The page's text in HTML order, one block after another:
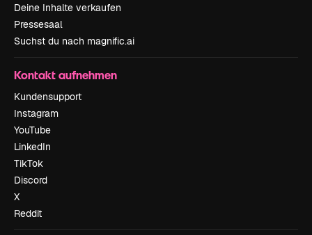
Deine Inhalte verkaufen
Pressesaal
Suchst du nach magnific.ai
Kontakt aufnehmen
Kundensupport
Instagram
YouTube
LinkedIn
TikTok
Discord
X
Reddit